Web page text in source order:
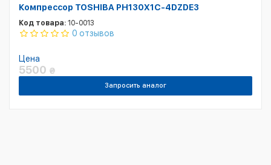
Компрессор TOSHIBA PH130X1C-4DZDE3
Код товара: 10-0013
0 отзывов
Цена
5500 ₴
Запросить аналог